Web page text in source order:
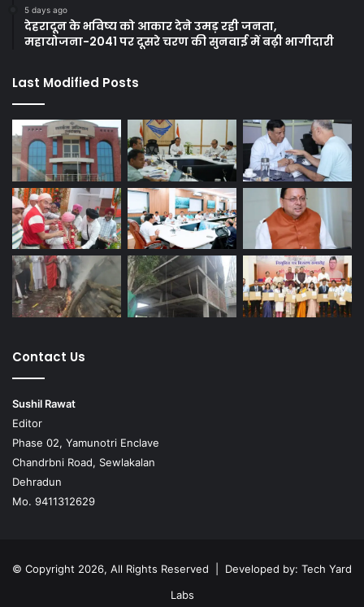
5 days ago
देहरादून के भविष्य को आकार देने उमड़ रही जनता,
महायोजना-2041 पर दूसरे चरण की सुनवाई में बढ़ी भागीदारी
Last Modified Posts
Contact Us
Sushil Rawat
Editor
Phase 02, Yamunotri Enclave
Chandrbni Road, Sewlakalan
Dehradun
Mo. 9411312629
© Copyright 2026, All Rights Reserved | Developed by: Tech Yard
Labs